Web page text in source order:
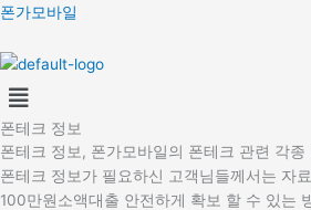
콘
츠
로
건
너
뛰
기
폰가모바일
Menu
폰테크 정보
폰테크 정보, 폰가모바일의 폰테크 관련 각종
폰테크 정보가 필요하신 고객님들께서는 자
100만원소액대출 안전하게 확보 할 수 있는